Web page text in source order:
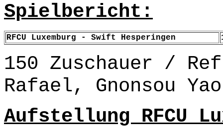
Spielbericht:
RFCU Luxemburg - Swift Hesperingen
150 Zuschauer /
Rafael, Gnonsou
Aufstellung RFCU